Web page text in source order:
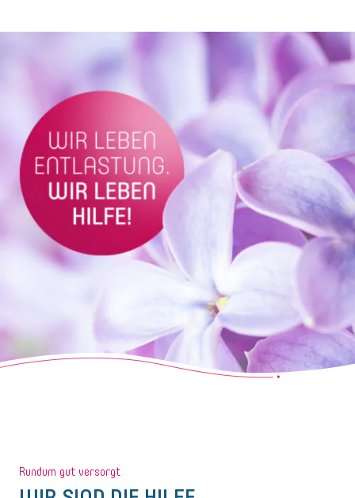
Rundum gut versorgt